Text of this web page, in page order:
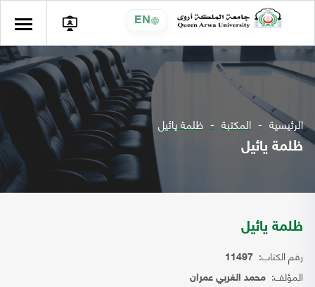
EN
الرئيسية المكتبة ظلمة يائيل
ظلمة يائيل
ظلمة يائيل
رقم الكتاب: 11497
المؤلف: محمد الغربي عمران